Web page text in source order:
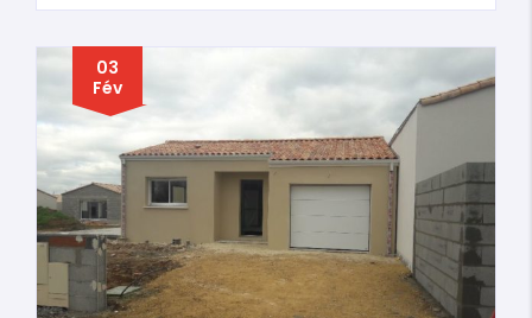
03
Fév